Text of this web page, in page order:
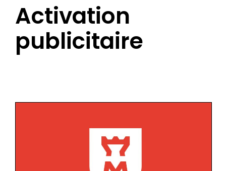
Activation
publicitaire